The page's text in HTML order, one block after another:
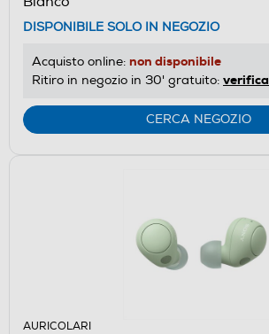
DISPONIBILE SOLO IN NEGOZIO
Acquisto online: non disponibile
Ritiro in negozio in 30' gratuito: verifica
CERCA NEGOZIO
AURICOLARI